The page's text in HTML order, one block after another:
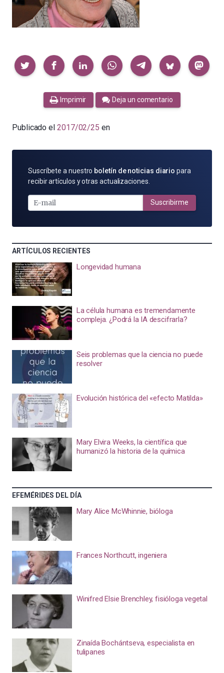
Compartir
Imprimir Deja un comentario
Publicado el 2017/02/25 en
SUSCRÍBETE
POR
MAIL
Suscríbete a nuestro boletín de noticias diario para
recibir artículos y otras actualizaciones.
Suscribirme
ARTÍCULOS RECIENTES
Longevidad humana
La célula humana es tremendamente
compleja. ¿Podrá la IA descifrarla?
Seis problemas que la ciencia no puede
resolver
Evolución histórica del «efecto Matilda»
Mary Elvira Weeks, la científica que
humanizó la historia de la química
EFEMÉRIDES DEL DÍA
Mary Alice McWhinnie, bióloga
Frances Northcutt, ingeniera
Winifred Elsie Brenchley, fisióloga vegetal
Zinaída Bochántseva, especialista en
tulipanes